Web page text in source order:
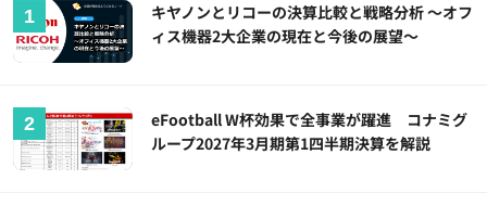
キヤノンとリコーの決算比較と戦略分析 ～オフ
ィス機器2大企業の現在と今後の展望～
eFootball W杯効果で全事業が躍進 コナミグ
ループ2027年3月期第1四半期決算を解説